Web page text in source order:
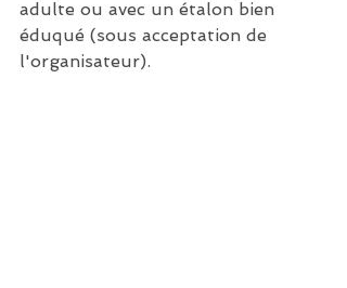
adulte ou avec un étalon bien
éduqué (sous acceptation de
l'organisateur).